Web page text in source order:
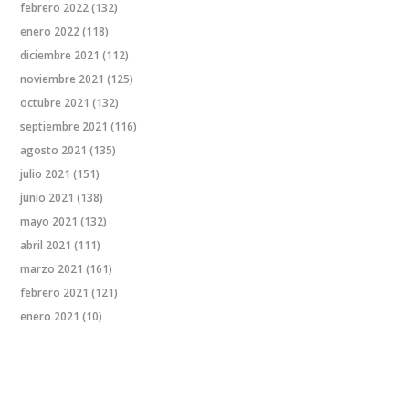
febrero 2022(132)
enero 2022(118)
diciembre 2021 (112)
noviembre 2021 (125)
octubre 2021 (132)
septiembre 2021 (116)
agosto 2021 (135)
julio 2021 (151)
junio 2021 (138)
mayo 2021 (132)
abril 2021 (111)
marzo 2021 (161)
febrero 2021 (121)
enero 2021 (10)